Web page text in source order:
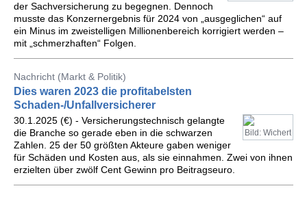
der Sachversicherung zu begegnen. Dennoch
musste das Konzernergebnis für 2024 von „ausgeglichen“ auf
ein Minus im zweistelligen Millionenbereich korrigiert werden –
mit „schmerzhaften“ Folgen.
Nachricht (Markt & Politik)
Dies waren 2023 die profitabelsten
Schaden-/Unfallversicherer
Bild: Wichert
30.1.2025 (€) - Versicherungstechnisch gelangte
die Branche so gerade eben in die schwarzen
Zahlen. 25 der 50 größten Akteure gaben weniger
für Schäden und Kosten aus, als sie einnahmen. Zwei von ihnen
erzielten über zwölf Cent Gewinn pro Beitragseuro.